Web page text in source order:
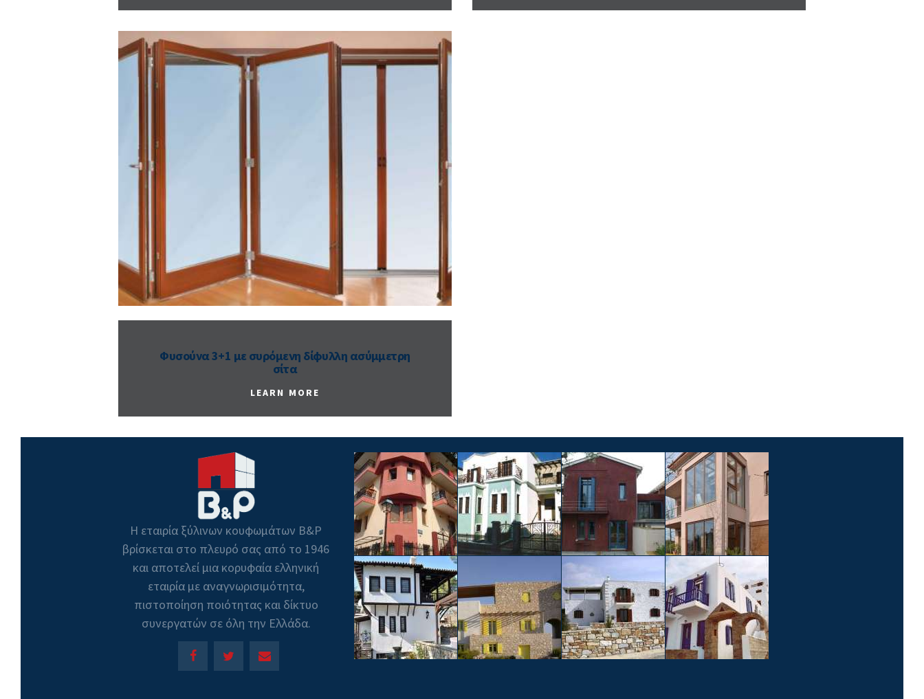
Φυσούνα 3+1 με συρόμενη δίφυλλη ασύμμετρη
σίτα
LEARN MORE
Η εταιρία ξύλινων κουφωμάτων Β&P
βρίσκεται στο πλευρό σας από το 1946
και αποτελεί μια κορυφαία ελληνική
εταιρία με αναγνωρισιμότητα,
πιστοποίηση ποιότητας και δίκτυο
συνεργατών σε όλη την Ελλάδα.